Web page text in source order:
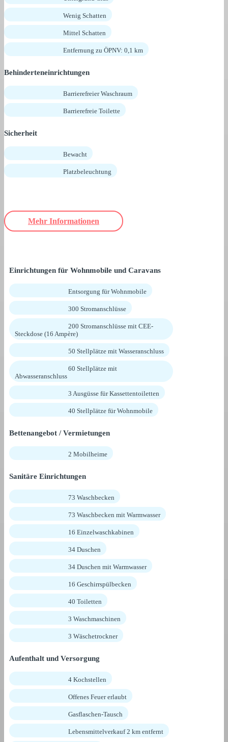
Wenig Schatten
Mittel Schatten
Entfernung zu ÖPNV: 0,1 km
Behinderteneinrichtungen
Barrierefreier Waschraum
Barrierefreie Toilette
Sicherheit
Bewacht
Platzbeleuchtung
Mehr Informationen
Einrichtungen für Wohnmobile und Caravans
Entsorgung für Wohnmobile
300 Stromanschlüsse
200 Stromanschlüsse mit CEE-
Steckdose (16 Ampère)
50 Stellplätze mit Wasseranschluss
60 Stellplätze mit
Abwasseranschluss
3 Ausgüsse für Kassettentoiletten
40 Stellplätze für Wohnmobile
Bettenangebot / Vermietungen
2 Mobilheime
Sanitäre Einrichtungen
73 Waschbecken
73 Waschbecken mit Warmwasser
16 Einzelwaschkabinen
34 Duschen
34 Duschen mit Warmwasser
16 Geschirrspülbecken
40 Toiletten
3 Waschmaschinen
3 Wäschetrockner
Aufenthalt und Versorgung
4 Kochstellen
Offenes Feuer erlaubt
Gasflaschen-Tausch
Lebensmittelverkauf 2 km entfernt